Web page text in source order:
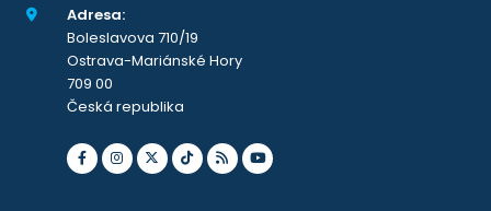
Adresa:
Boleslavova 710/19
Ostrava-Mariánské Hory
709 00
Česká republika